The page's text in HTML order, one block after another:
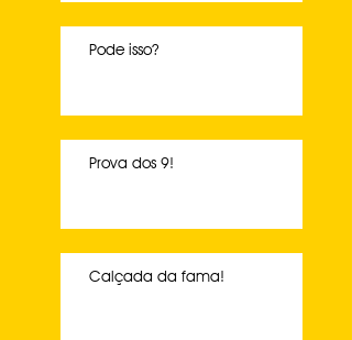
Pode isso?
Prova dos 9!
Calçada da fama!